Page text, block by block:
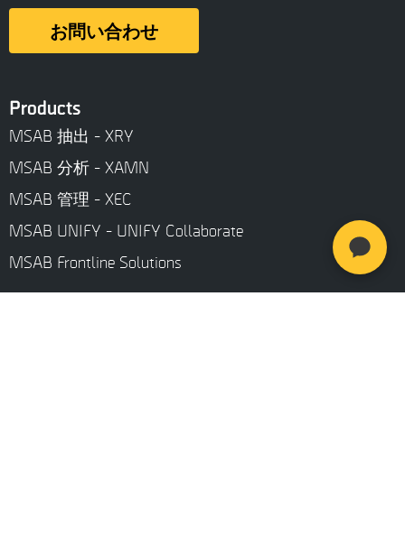
お問い合わせ
Products
MSAB 抽出 - XRY
MSAB 分析 - XAMN
MSAB 管理 - XEC
MSAB UNIFY - UNIFY Collaborate
MSAB Frontline Solutions